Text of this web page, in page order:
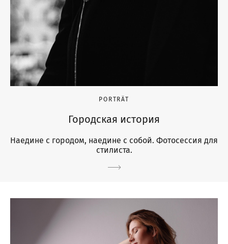
PORTRÄT
Городская история
Наедине с городом, наедине с собой. Фотосессия для
стилиста.